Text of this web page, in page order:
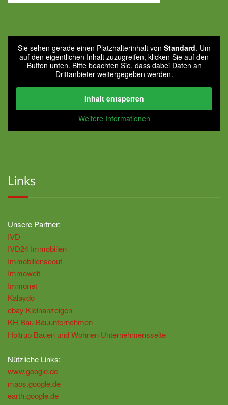
Sie sehen gerade einen Platzhalterinhalt von Standard. Um
auf den eigentlichen Inhalt zuzugreifen, klicken Sie auf den
Button unten. Bitte beachten Sie, dass dabei Daten an
Drittanbieter weitergegeben werden.
Inhalt entsperren
Weitere Informationen
Links
Unsere Partner:
IVD
IVD24 Immobilien
Immobilienscout
Immowelt
Immonet
Kalaydo
ebay Kleinanzeigen
KH Bau Bauunternehmen
Holtrup Bauen und Wohnen Unternehmensseite
Nützliche Links:
www.google.de
maps.google.de
earth.google.de